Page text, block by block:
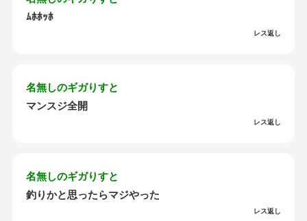
ﾑﾎﾎｯﾎ
レス返し
名無しのギガりすと
マンスジ全開
レス返し
名無しのギガりすと
釣りかと思ったらマジやった
レス返し